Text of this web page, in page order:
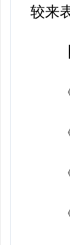
较来
【
《
《
《
《